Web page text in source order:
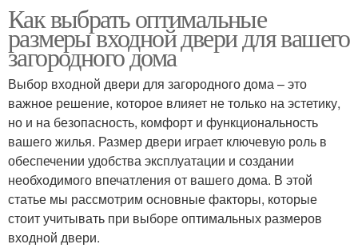
Как выбрать оптимальные
размеры входной двери для вашего
загородного дома
Выбор входной двери для загородного дома – это
важное решение, которое влияет не только на эстетику,
но и на безопасность, комфорт и функциональность
вашего жилья. Размер двери играет ключевую роль в
обеспечении удобства эксплуатации и создании
необходимого впечатления от вашего дома. В этой
статье мы рассмотрим основные факторы, которые
стоит учитывать при выборе оптимальных размеров
входной двери.